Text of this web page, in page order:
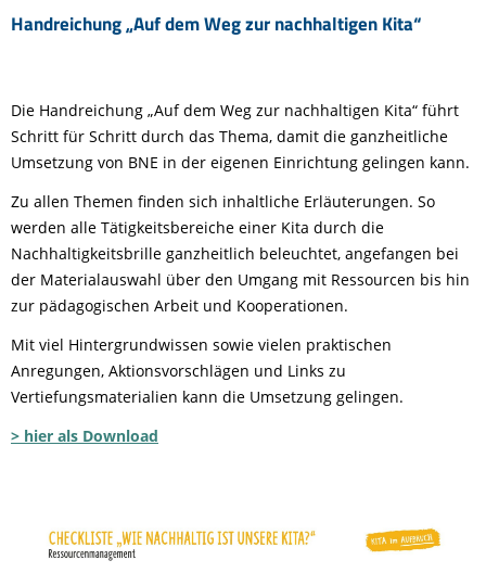
Handreichung „Auf dem Weg zur nachhaltigen Kita“
Die Handreichung „Auf dem Weg zur nachhaltigen Kita“ führt
Schritt für Schritt durch das Thema, damit die ganzheitliche
Umsetzung von BNE in der eigenen Einrichtung gelingen kann.
Zu allen Themen finden sich inhaltliche Erläuterungen. So
werden alle Tätigkeitsbereiche einer Kita durch die
Nachhaltigkeitsbrille ganzheitlich beleuchtet, angefangen bei
der Materialauswahl über den Umgang mit Ressourcen bis hin
zur pädagogischen Arbeit und Kooperationen.
Mit viel Hintergrundwissen sowie vielen praktischen
Anregungen, Aktionsvorschlägen und Links zu
Vertiefungsmaterialien kann die Umsetzung gelingen.
> hier als Download